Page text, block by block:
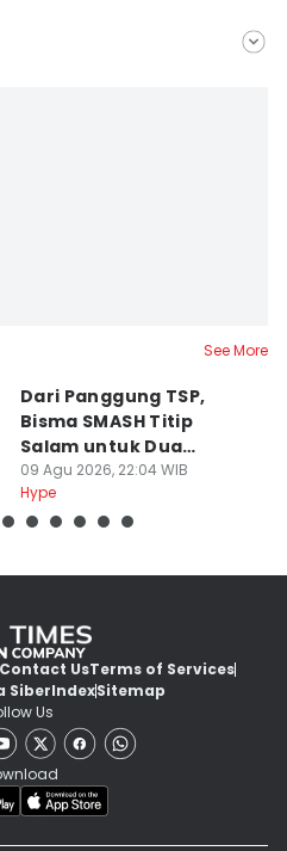
See More
Dari Panggung TSP,
Bisma SMASH Titip
Salam untuk Dua
Mantan Member
09 Agu 2026, 22:04 WIB
Hype
Contact UsTerms of Services
SiberIndexSitemap
Us